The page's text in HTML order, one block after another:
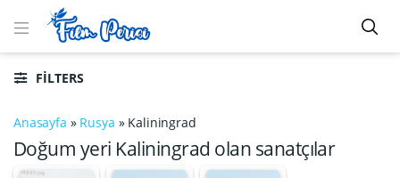
FILTERS
Anasayfa » Rusya » Kaliningrad
Doğum yeri Kaliningrad olan sanatçılar